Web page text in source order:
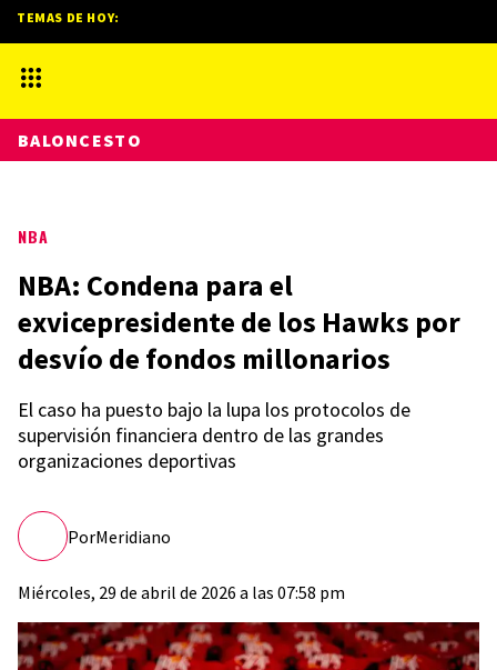
NBA
NBA: Condena para el
exvicepresidente de los Hawks por
desvío de fondos millonarios
El caso ha puesto bajo la lupa los protocolos de
supervisión financiera dentro de las grandes
organizaciones deportivas
PorMeridiano
Miércoles, 29 de abril de 2026 a las 07:58 pm
TEMAS DE HOY:
BALONCESTO